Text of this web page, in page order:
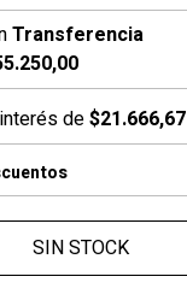
Transferencia
de$21.666,67
SIN STOCK